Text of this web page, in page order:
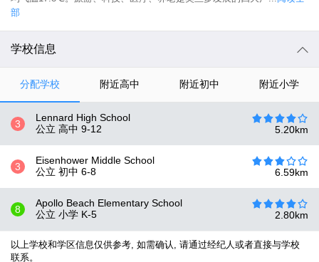
部
学校信息
分配学校 附近高中 附近初中 附近小学
3
Lennard High School
公立 高中 9-12 5.20km
3
Eisenhower Middle School
公立 初中 6-8 6.59km
8
Apollo Beach Elementary School
公立 小学 K-5 2.80km
以上学校和学区信息仅供参考, 如需确认, 请通过经纪人或者直接与学校
联系。